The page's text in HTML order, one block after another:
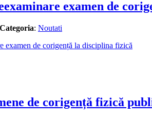
examen de
Categoria: Noutati
examen de corigență la disciplina fizică
de corigență fizică